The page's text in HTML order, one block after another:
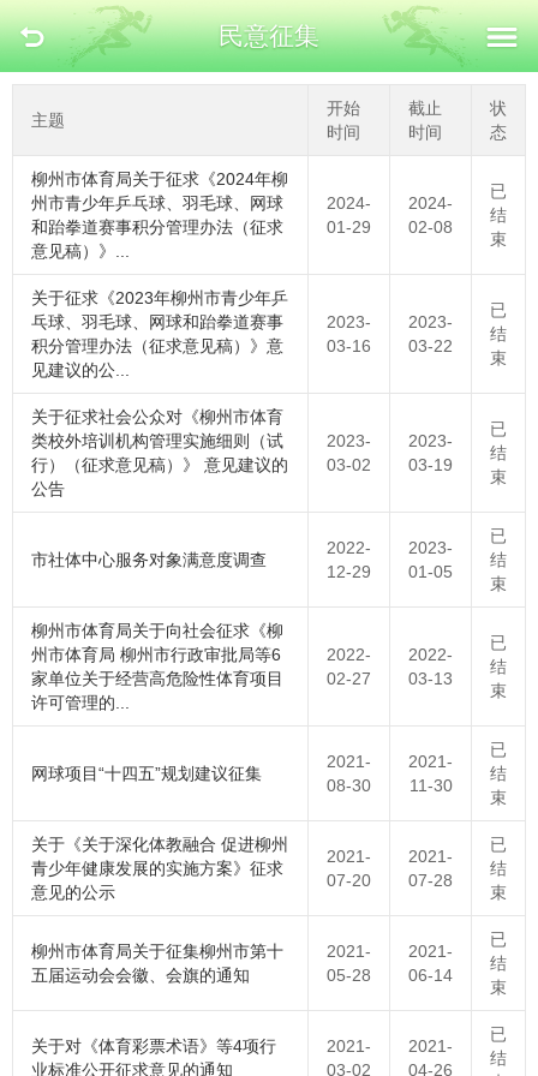
民意征集
主题
开始
时间
截止
时间
状
态
柳州市体育局关于征求《2024年柳
州市青少年乒乓球、羽毛球、网球
和跆拳道赛事积分管理办法（征求
意见稿）》...
2024-
01-29
2024-
02-08
已
结
束
关于征求《2023年柳州市青少年乒
乓球、羽毛球、网球和跆拳道赛事
积分管理办法（征求意见稿）》意
见建议的公...
2023-
03-16
2023-
03-22
已
结
束
关于征求社会公众对《柳州市体育
类校外培训机构管理实施细则（试
行）（征求意见稿）》 意见建议的
公告
2023-
03-02
2023-
03-19
已
结
束
市社体中心服务对象满意度调查
2022-
12-29
2023-
01-05
已
结
束
柳州市体育局关于向社会征求《柳
州市体育局 柳州市行政审批局等6
家单位关于经营高危险性体育项目
许可管理的...
2022-
02-27
2022-
03-13
已
结
束
网球项目“十四五”规划建议征集
2021-
08-30
2021-
11-30
已
结
束
关于《关于深化体教融合 促进柳州
青少年健康发展的实施方案》征求
意见的公示
2021-
07-20
2021-
07-28
已
结
束
柳州市体育局关于征集柳州市第十
五届运动会会徽、会旗的通知
2021-
05-28
2021-
06-14
已
结
束
关于对《体育彩票术语》等4项行
业标准公开征求意见的通知
2021-
03-02
2021-
04-26
已
结